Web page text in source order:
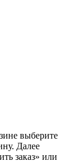
выберите
Далее
заказ» или